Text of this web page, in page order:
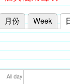
要索引標籤
月份 Week
All day